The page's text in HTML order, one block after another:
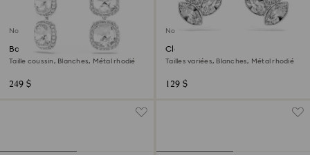
Nouveau
Boucles d'oreilles Una Angelic
Taille coussin, Blanches, Métal rhodié
249 $
Nouveau
Clous d'oreilles Diapason
Tailles variées, Blanches, Métal rhodié
129 $